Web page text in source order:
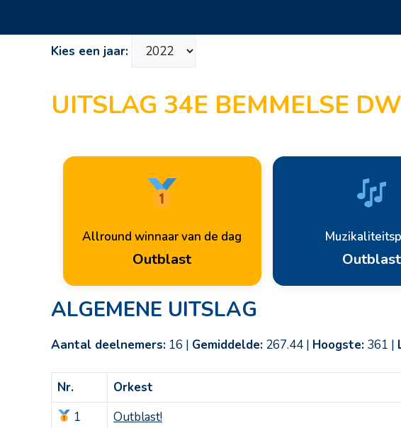
Kies een jaar:
UITSLAG 34E BEMMELSE
Allround winnaar van de dag
Outblast Outblast
ALGEMENE UITSLAG
Aantal deelnemers: 16 | Gemiddelde: 267.44 | Hoogste: 361 |
Nr. Orkest
1
Outblast!